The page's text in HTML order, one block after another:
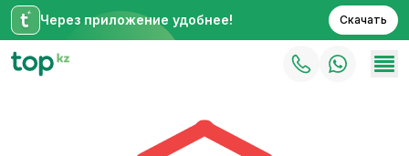
Через приложение удобнее! Скачать